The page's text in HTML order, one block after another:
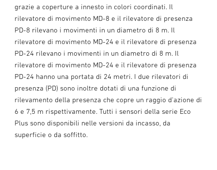
grazie a coperture a innesto in colori coordinati. Il
rilevatore di movimento MD-8 e il rilevatore di presenza
PD-8 rilevano i movimenti in un diametro di 8 m. Il
rilevatore di movimento MD-24 e il rilevatore di presenza
PD-24 rilevano i movimenti in un diametro di 8 m. Il
rilevatore di movimento MD-24 e il rilevatore di presenza
PD-24 hanno una portata di 24 metri. I due rilevatori di
presenza (PD) sono inoltre dotati di una funzione di
rilevamento della presenza che copre un raggio d'azione di
6 e 7,5 m rispettivamente. Tutti i sensori della serie Eco
Plus sono disponibili nelle versioni da incasso, da
superficie o da soffitto.